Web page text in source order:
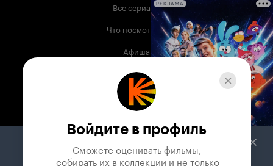
Все сериалы
Что посмотреть
Афиша
Музыка
Телепрограмма
Служба поддержки
РЕКЛАМА
Войдите в профиль
Сможете оценивать фильмы,
собирать их в коллекции и не только